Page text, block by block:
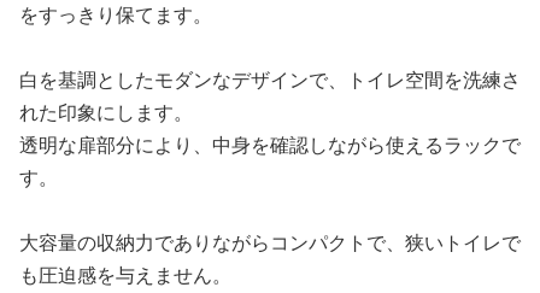
をすっきり保てます。
白を基調としたモダンなデザインで、トイレ空間を洗練さ
れた印象にします。
透明な扉部分により、中身を確認しながら使えるラックで
す。
大容量の収納力でありながらコンパクトで、狭いトイレで
も圧迫感を与えません。